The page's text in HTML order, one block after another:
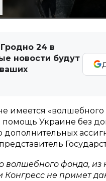
24 в
новости будут
имеется
помощь Украине без
дополнительных
волшебного фонда,
Конгресс не примет